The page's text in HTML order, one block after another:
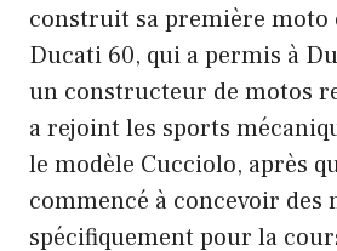
construit sa première moto
Ducati 60, qui a permis à
un constructeur de motos
a rejoint les sports
le modèle Cucciolo, après
commencé à concevoir des
spécifiquement pour la